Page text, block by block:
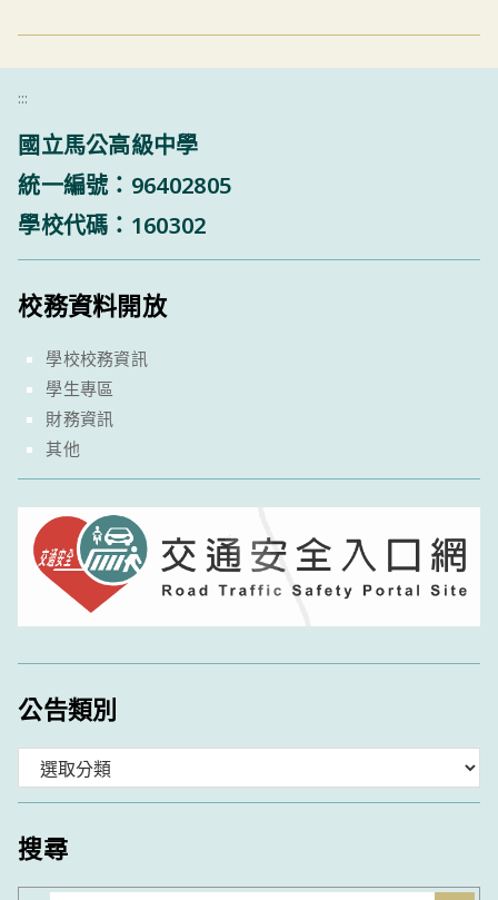
:::
國立馬公高級中學
統一編號：96402805
學校代碼：160302
校務資料開放
學校校務資訊
學生專區
財務資訊
其他
公告類別
類
搜尋